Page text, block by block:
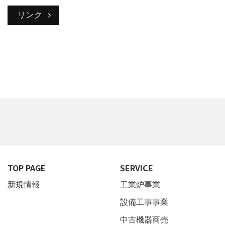
リンク
TOP PAGE
新規情報
SERVICE
工業炉事業
設備工事事業
中古機器商売